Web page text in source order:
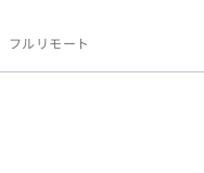
フルリモート